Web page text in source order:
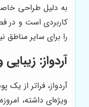
به دلیل طراحی
کاربردی است و در
را برای سایر مناطق
آردواز:
آردواز، فراتر از
ویژه‌ای داشته،